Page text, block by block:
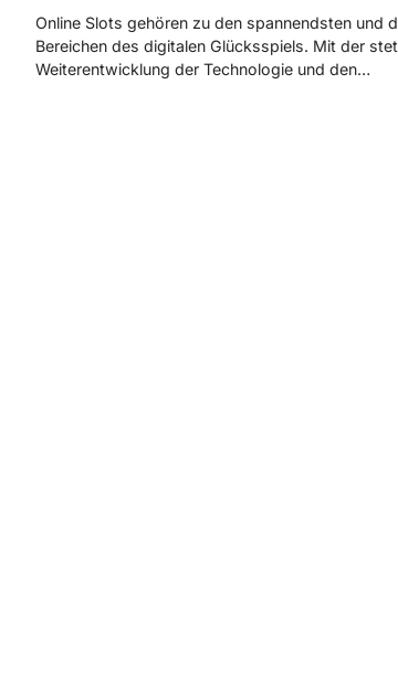
Online Slots gehören zu den spannendsten und
Bereichen des digitalen Glücksspiels. Mit der
Weiterentwicklung der Technologie und den…